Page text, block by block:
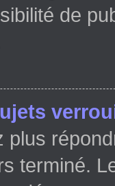
de
plus
terminé.